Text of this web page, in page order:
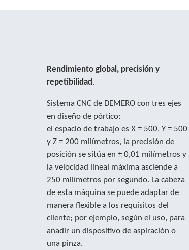
Rendimiento global, precisión y
repetibilidad.
Sistema CNC de DEMERO con tres ejes
en diseño de pórtico:
el espacio de trabajo es X = 500, Y = 500
y Z = 200 milímetros, la precisión de
posición se sitúa en ± 0,01 milímetros y
la velocidad lineal máxima asciende a
250 milímetros por segundo. La cabeza
de esta máquina se puede adaptar de
manera flexible a los requisitos del
cliente; por ejemplo, según el uso, para
añadir un dispositivo de aspiración o
una pinza.